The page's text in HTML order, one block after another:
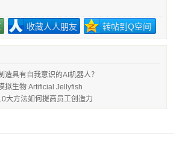
收藏人人朋友 转帖到Q空间
造具有自我意识的AI机器人？
拟生物 Artificial Jellyfish
大方法如何提高员工创造力